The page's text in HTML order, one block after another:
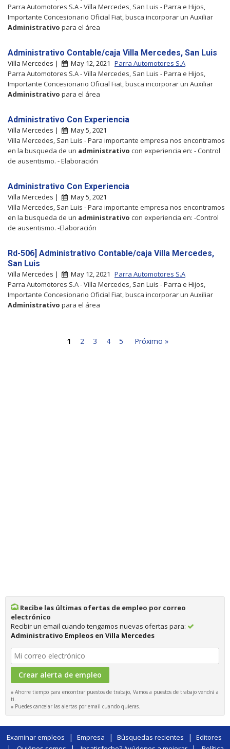
Parra Automotores S.A - Villa Mercedes, San Luis - Parra e Hijos,
Importante Concesionario Oficial Fiat, busca incorporar un Auxiliar
Administrativo para el área
Administrativo Contable/caja Villa Mercedes, San Luis
Villa Mercedes | May 12, 2021 Parra Automotores S.A
Parra Automotores S.A - Villa Mercedes, San Luis - Parra e Hijos,
Importante Concesionario Oficial Fiat, busca incorporar un Auxiliar
Administrativo para el área
Administrativo Con Experiencia
Villa Mercedes |
May 5, 2021
Villa Mercedes, San Luis - Para importante empresa nos encontramos
en la busqueda de un administrativo con experiencia en: - Control
de ausentismo. - Elaboración
Administrativo Con Experiencia
Villa Mercedes |
May 5, 2021
Villa Mercedes, San Luis - Para importante empresa nos encontramos
en la busqueda de un administrativo con experiencia en: -Control
de ausentismo. -Elaboración
Rd-506] Administrativo Contable/caja Villa Mercedes,
San Luis
Villa Mercedes | May 12, 2021 Parra Automotores S.A
Parra Automotores S.A - Villa Mercedes, San Luis - Parra e Hijos,
Importante Concesionario Oficial Fiat, busca incorporar un Auxiliar
Administrativo para el área
1 2 3 4 5 Próximo »
Recibe las últimas ofertas de empleo por correo
electrónico
Recibir un email cuando tengamos nuevas ofertas para:
Administrativo Empleos en Villa Mercedes
Ahorre tiempo para encontrar puestos de trabajo, Vamos a puestos de trabajo vendrá a
ti.
Puedes cancelar las alertas por email cuando quieras.
Examinar empleos | Empresa | Búsquedas recientes | Editores